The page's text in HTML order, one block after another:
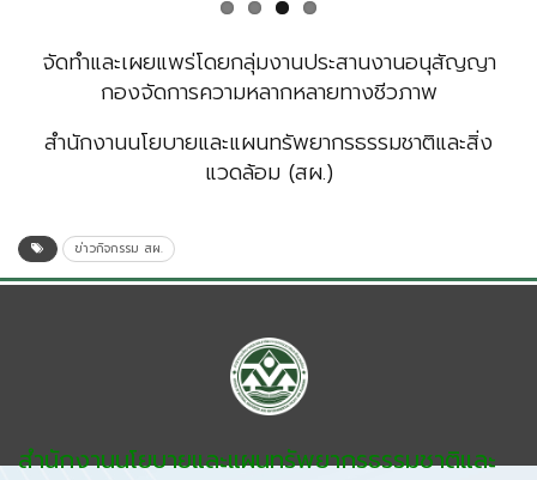
จัดทำและเผยแพร่โดยกลุ่มงานประสานงานอนุสัญญา
กองจัดการความหลากหลายทางชีวภาพ
สำนักงานนโยบายและแผนทรัพยากรธรรมชาติและสิ่ง
แวดล้อม (สผ.)
ข่าวกิจกรรม สผ.
สำนักงานนโยบายและแผนทรัพยากรธรรมชาติและ